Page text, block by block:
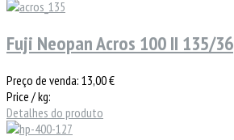
Fuji Neopan Acros 100 II 135/36
Preço de venda: 13,00 €
Price / kg:
Detalhes do produto